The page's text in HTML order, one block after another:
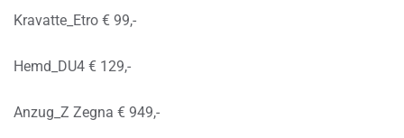
Kravatte_Etro € 99,-
Hemd_DU4 € 129,-
Anzug_Z Zegna € 949,-